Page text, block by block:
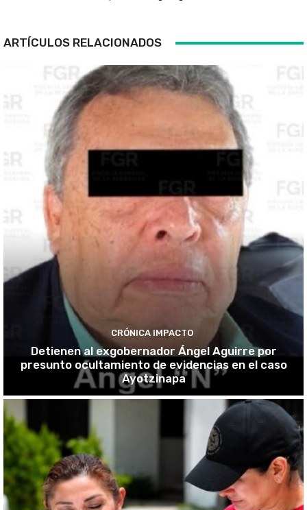
ARTÍCULOS RELACIONADOS
CRÓNICA IMPACTO
Detienen al exgobernador Ángel Aguirre por
presunto ocultamiento de evidencias en el caso
Ayotzinapa